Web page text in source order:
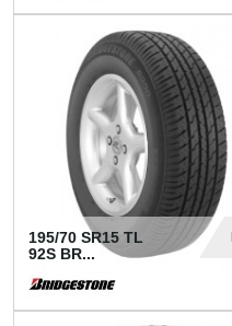
195/70 SR15 TL
92S BR...